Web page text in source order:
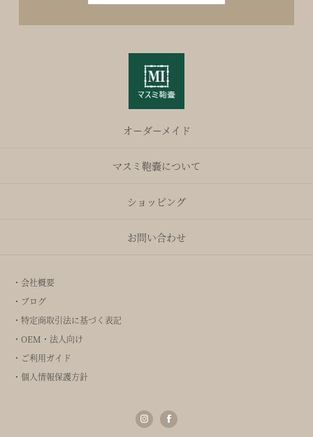
オーダーメイド
マスミ鞄嚢について
ショッピング
お問い合わせ
・会社概要
・ブログ
・特定商取引法に基づく表記
・OEM・法人向け
・ご利用ガイド
・個人情報保護方針